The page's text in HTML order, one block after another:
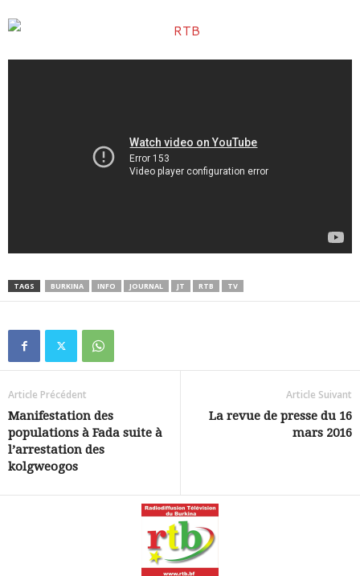
TAGS BURKINA INFO JOURNAL JT RTB TV
Article Précédent
Manifestation des
populations à Fada suite à
l’arrestation des
kolgweogos
Article Suivant
La revue de presse du 16
mars 2016